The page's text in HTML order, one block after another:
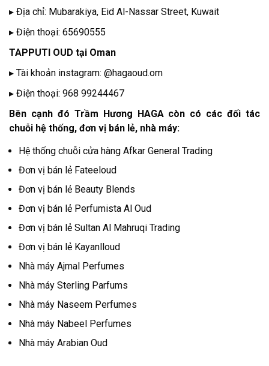
▸ Địa chỉ: Mubarakiya, Eid Al-Nassar Street, Kuwait
▸ Điện thoại: 65690555
TAPPUTI OUD tại Oman
▸ Tài khoản instagram: @hagaoud.om
▸ Điện thoại: 968 99244467
Bên cạnh đó Trầm Hương HAGA còn có các đối tác
chuỗi hệ thống, đơn vị bán lẻ, nhà máy:
Hệ thống chuỗi cửa hàng Afkar General Trading
Đơn vị bán lẻ Fateeloud
Đơn vị bán lẻ Beauty Blends
Đơn vị bán lẻ Perfumista Al Oud
Đơn vị bán lẻ Sultan Al Mahruqi Trading
Đơn vị bán lẻ Kayanlloud
Nhà máy Ajmal Perfumes
Nhà máy Sterling Parfums
Nhà máy Naseem Perfumes
Nhà máy Nabeel Perfumes
Nhà máy Arabian Oud